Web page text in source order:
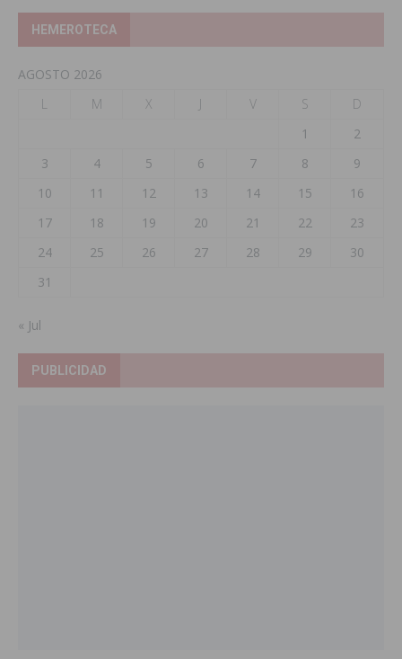
HEMEROTECA
AGOSTO 2026
L
M X J V S
D
1
2
3
4 5 6 7 8
9
10
11 12 13 14 15
16
17
18 19 20 21 22
23
24
25 26 27 28 29
30
31
« Jul
PUBLICIDAD